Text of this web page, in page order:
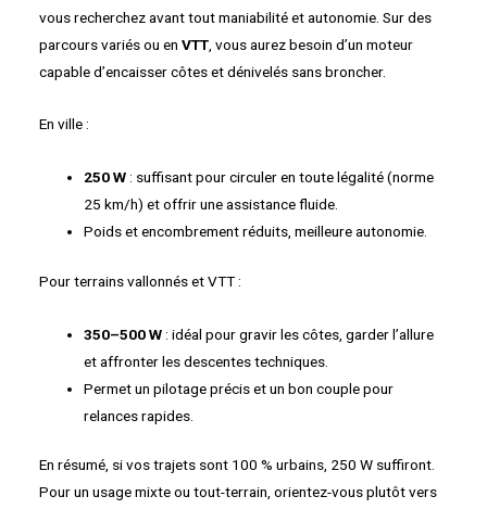
vous recherchez avant tout maniabilité et autonomie. Sur des
parcours variés ou en VTT, vous aurez besoin d’un moteur
capable d’encaisser côtes et dénivelés sans broncher.
En ville :
250 W: suffisant pour circuler en toute légalité (norme
25 km/h) et offrir une assistance fluide.
Poids et encombrement réduits, meilleure autonomie.
Pour terrains vallonnés et VTT :
350–500 W: idéal pour gravir les côtes, garder l’allure
et affronter les descentes techniques.
Permet un pilotage précis et un bon couple pour
relances rapides.
En résumé, si vos trajets sont 100 % urbains, 250 W suffiront.
Pour un usage mixte ou tout-terrain, orientez-vous plutôt vers